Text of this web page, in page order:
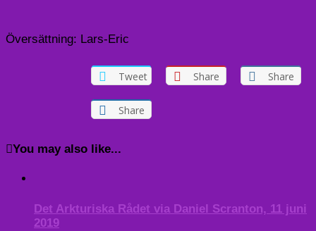
Översättning: Lars-Eric
Tweet Share Share
Share
You may also like...
Det Arkturiska Rådet via Daniel Scranton, 11 juni
2019